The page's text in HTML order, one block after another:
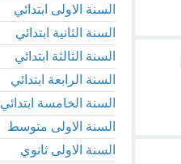
السنة الاولى ابتدائي
السنة الثانية ابتدائي
السنة الثالثة ابتدائي
السنة الرابعة ابتدائي
السنة الخامسة ابتدائي
السنة الاولى متوسط
السنة الاولى ثانوي